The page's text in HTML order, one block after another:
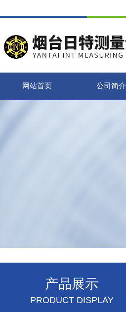
网站首页 公司简介
产品展示
PRODUCT DISPLAY